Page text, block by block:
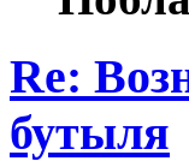
Re:
бутыля